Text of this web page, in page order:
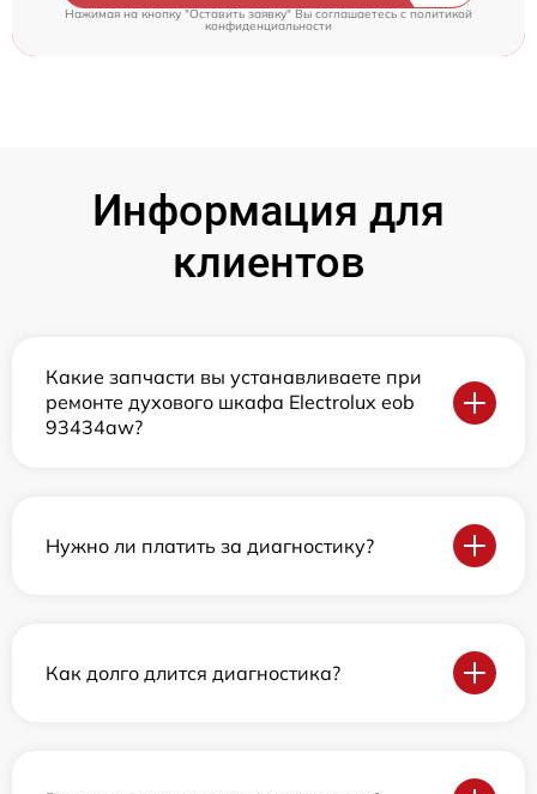
Нажимая на кнопку "Оставить заявку" Вы соглашаетесь cполитикой
конфиденциальности
Информация для
клиентов
Какие запчасти вы устанавливаете при
ремонте духового шкафа Electrolux eob
93434aw?
Нужно ли платить за диагностику?
Как долго длится диагностика?